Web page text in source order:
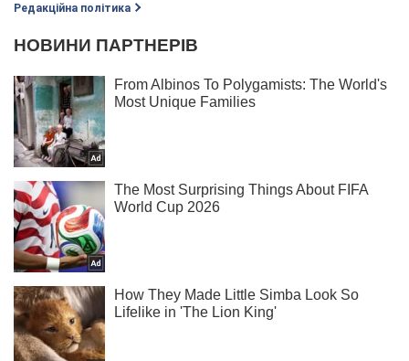
Редакційна політика